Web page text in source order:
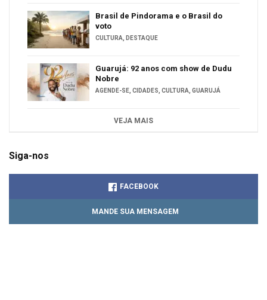
Brasil de Pindorama e o Brasil do
voto
CULTURA DESTAQUE
Guarujá: 92 anos com show de Dudu
Nobre
AGENDE-SE CIDADES CULTURA GUARUJÁ
VEJA MAIS
Siga-nos
FACEBOOK
MANDE SUA MENSAGEM